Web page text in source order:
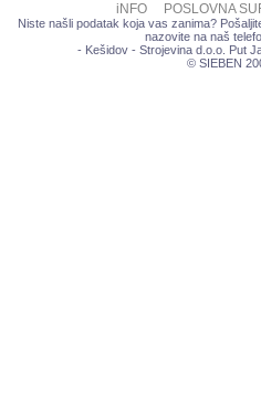
iNFO POSLOVNA
Niste našli podatak koja vas zanima?
nazovite na naš
- Kešidov - Strojevina d.o.o. Put
© SIEBEN